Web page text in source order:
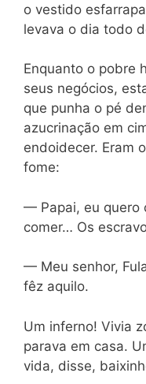
o vestido
levava o dia todo
Enquanto o pobre
seus negócios,
que punha o pé
azucrinação em
endoidecer. Eram
fome:
— Papai, eu quero
comer… Os
— Meu senhor,
fêz aquilo.
Um inferno! Vivia
parava em casa.
vida, disse,